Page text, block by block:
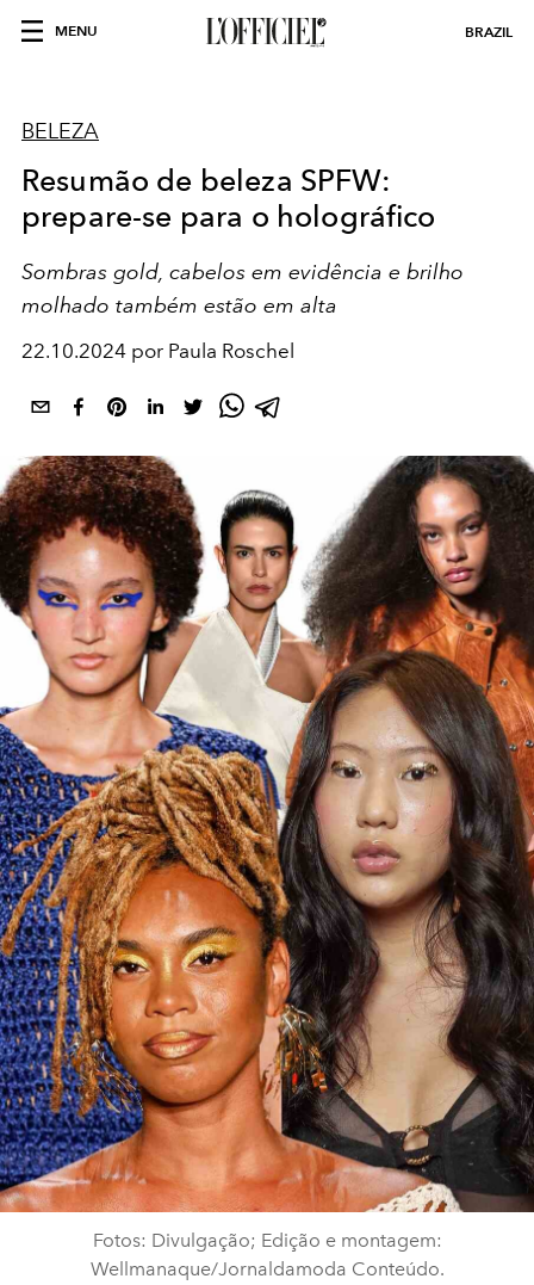
MENU BRAZIL
BELEZA
Resumão de beleza SPFW:
prepare-se para o holográfico
Sombras gold, cabelos em evidência e brilho
molhado também estão em alta
22.10.2024 por Paula Roschel
Fotos: Divulgação; Edição e montagem:
Wellmanaque/Jornaldamoda Conteúdo.